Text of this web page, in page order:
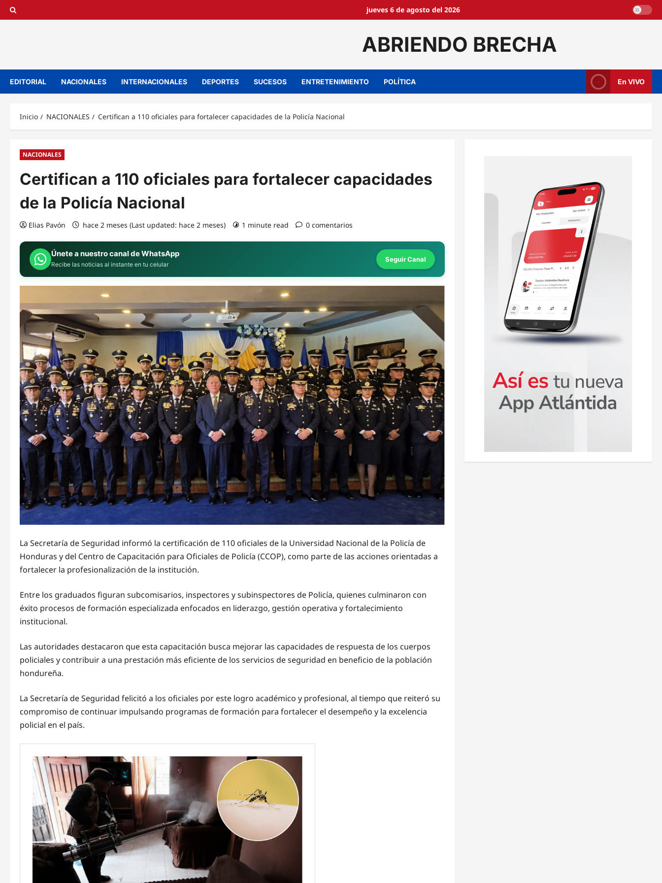
Saltar
jueves 6 de agosto del 2026
ABRIENDO BRECHA
EDITORIAL NACIONALES INTERNACIONALES DEPORTES SUCESOS ENTRETENIMIENTO POLÍTICA En VIVO
Inicio NACIONALES Certifican a 110 oficiales para fortalecer capacidades de la Policía Nacional
NACIONALES
Certifican a 110 oficiales para fortalecer capacidades
de la Policía Nacional
Elias Pavón hace 2 meses (Last updated: hace 2 meses) 1 minute read 0 comentarios
Únete a nuestro canal de WhatsApp
Recibe las noticias al instante en tu celular
Seguir Canal
La Secretaría de Seguridad informó la certificación de 110 oficiales de la Universidad Nacional de la Policía de
Honduras y del Centro de Capacitación para Oficiales de Policía (CCOP), como parte de las acciones orientadas a
fortalecer la profesionalización de la institución.
Entre los graduados figuran subcomisarios, inspectores y subinspectores de Policía, quienes culminaron con
éxito procesos de formación especializada enfocados en liderazgo, gestión operativa y fortalecimiento
institucional.
Las autoridades destacaron que esta capacitación busca mejorar las capacidades de respuesta de los cuerpos
policiales y contribuir a una prestación más eficiente de los servicios de seguridad en beneficio de la población
hondureña.
La Secretaría de Seguridad felicitó a los oficiales por este logro académico y profesional, al tiempo que reiteró su
compromiso de continuar impulsando programas de formación para fortalecer el desempeño y la excelencia
policial en el país.